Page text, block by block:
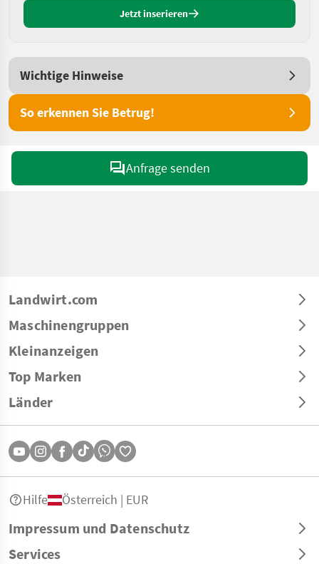
Jetzt inserieren
Wichtige Hinweise
So erkennen Sie Betrug!
Anfrage senden
Landwirt.com
Maschinengruppen
Kleinanzeigen
Top Marken
Länder
Impressum und Datenschutz
Services
Hilfe Österreich | EUR